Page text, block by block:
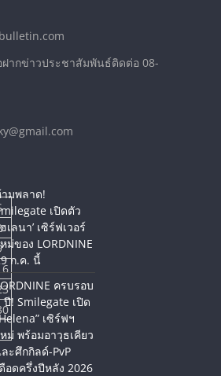
ากข่าวประชาสัมพันธ์ติดต่อ 08-
มพลาด!
เปิดตัว
ฮเลนา’ เซิร์ฟเวอร์
ม่ของ LORDNINE
ก.ค. นี้
ครบรอบ
ปี! Smilegate เปิด
เซิร์ฟฯ
ม่ พร้อมอาวุธเคียว
ะศึกกิลด์-PvP
อดครึ่งปีหลัง 2026